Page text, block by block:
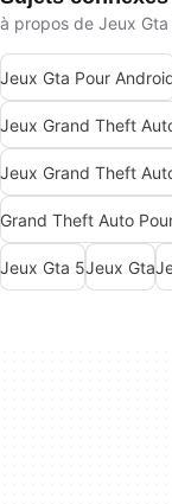
à propos de Jeux
Jeux Gta Pour
Jeux Grand Theft
Grand Theft Auto
Jeux Gta 5Jeux Gta